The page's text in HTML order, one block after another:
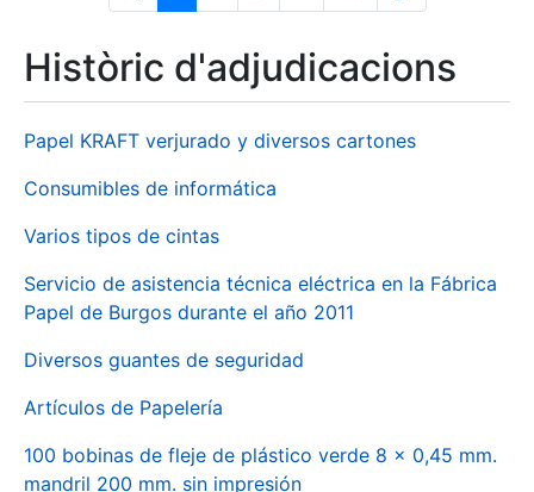
Històric d'adjudicacions
Papel KRAFT verjurado y diversos cartones
Consumibles de informática
Varios tipos de cintas
Servicio de asistencia técnica eléctrica en la Fábrica
Papel de Burgos durante el año 2011
Diversos guantes de seguridad
Artículos de Papelería
100 bobinas de fleje de plástico verde 8 x 0,45 mm.
mandril 200 mm. sin impresión